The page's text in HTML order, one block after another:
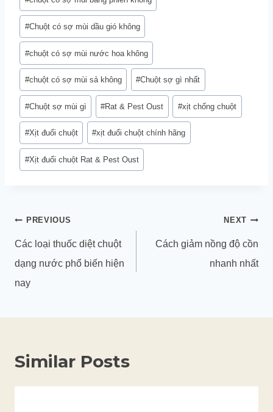
#Chuột có sợ mùi dầu gió không
#chuột có sợ mùi nước hoa không
#chuột có sợ mùi sả không #Chuột sợ gì nhất
#Chuột sợ mùi gì #Rat & Pest Oust #xịt chống chuột
#Xịt đuổi chuột #xịt đuổi chuột chính hãng
#Xịt đuổi chuột Rat & Pest Oust
Điều
hướng
bài
viết
PREVIOUS
Các loại thuốc diệt chuột
dạng nước phổ biến hiện
nay
NEXT
Cách giảm nồng độ cồn
nhanh nhất
Similar Posts